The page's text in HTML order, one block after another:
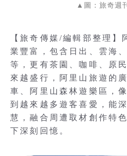
▲圖：旅奇週
【旅奇傳媒/編輯部整理】
業豐富，包含日出、雲海
等，更有茶園、咖啡、原
來越盛行，阿里山旅遊的
車、阿里山森林遊樂區，
到越來越多遊客喜愛，能
慧，融合周遭取材創作特
下深刻回憶。